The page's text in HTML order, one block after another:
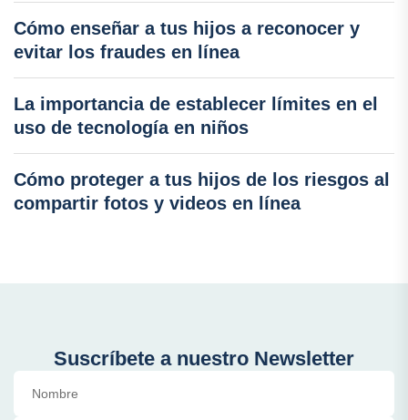
Cómo enseñar a tus hijos a reconocer y
evitar los fraudes en línea
La importancia de establecer límites en el
uso de tecnología en niños
Cómo proteger a tus hijos de los riesgos al
compartir fotos y videos en línea
Suscríbete a nuestro Newsletter